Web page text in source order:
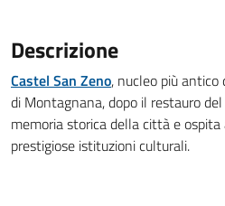
Descrizione
Castel San Zeno, nucleo più
di Montagnana, dopo il restauro
memoria storica della città e
prestigiose istituzioni culturali.